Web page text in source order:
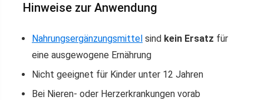
Hinweise zur Anwendung
Nahrungsergänzungsmittel sind kein Ersatz für
eine ausgewogene Ernährung
Nicht geeignet für Kinder unter 12 Jahren
Bei Nieren- oder Herzerkrankungen vorab